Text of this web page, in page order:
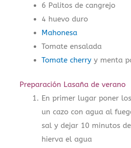
6 Palitos de cangrejo
4 huevo duro
Mahonesa
Tomate ensalada
Tomate cherry y menta
Preparación Lasaña de verano
En primer lugar poner
un cazo con agua al
sal y dejar 10 minutos
hierva el agua